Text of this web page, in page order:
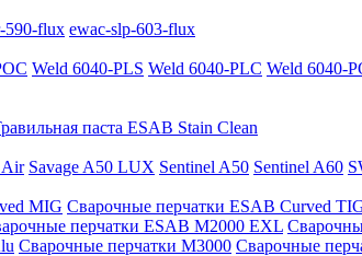
590-flux ewac-slp-603-flux
Weld 6040-PLS Weld 6040-PLС Weld 6040-
паста ESAB Stain Clean
Air Savage A50 LUX Sentinel A50 Sentinel A60
MIG Сварочные перчатки ESAB Curved
перчатки ESAB M2000 EXL
Сварочные перчатки M3000 Сварочные